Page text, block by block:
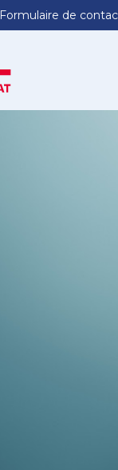
Formulaire de